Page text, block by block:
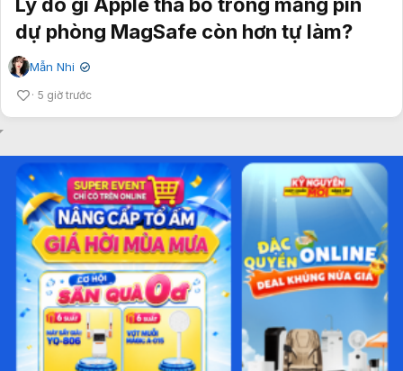
dự phòng MagSafe còn hơn tự làm?
Mẫn Nhi ✔
5 giờ trước